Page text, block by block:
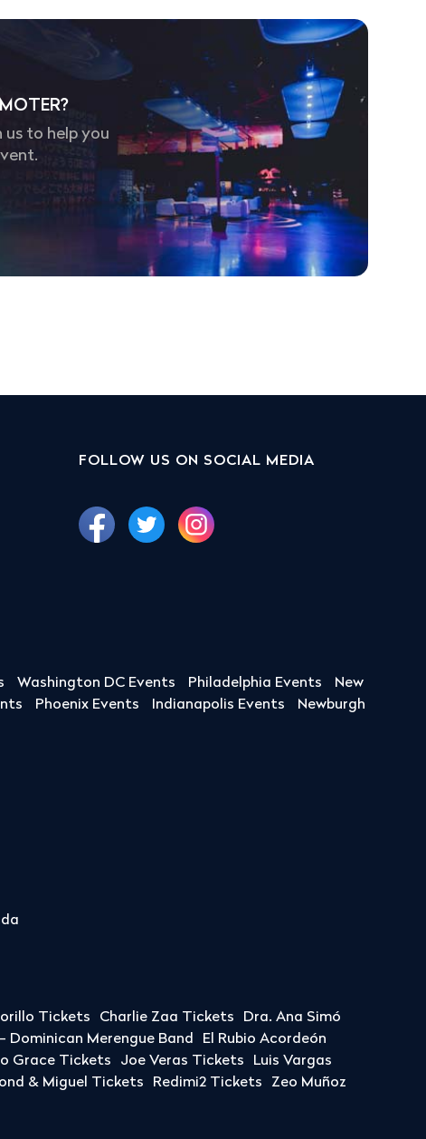
us to help you
FOLLOW US ON SOCIAL MEDIA
Washington DC Events Philadelphia Events
New
Phoenix Events Indianapolis Events
Newburgh
Tickets Charlie Zaa Tickets
Dra. Ana Simó
Dominican Merengue Band
El Rubio Acordeón
Grace Tickets Joe Veras Tickets
Luis Vargas
& Miguel Tickets Redimi2 Tickets
Zeo Muñoz